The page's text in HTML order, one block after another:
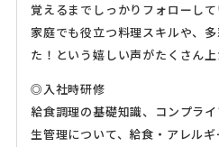
覚えるまでしっかりフォローして
家庭でも役立つ料理スキルや、
た！という嬉しい声がたくさん上
◎入社時研修
給食調理の基礎知識、コンプラ
生管理について、給食・アレル